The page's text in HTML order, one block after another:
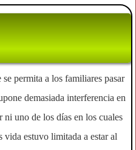
permita a los familiares pasar
demasiada interferencia en
uno de los días en los cuales
estuvo limitada a estar al